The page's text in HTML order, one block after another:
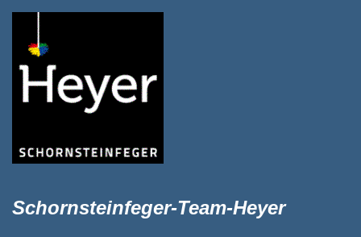
Schornsteinfeger-Team-Heyer